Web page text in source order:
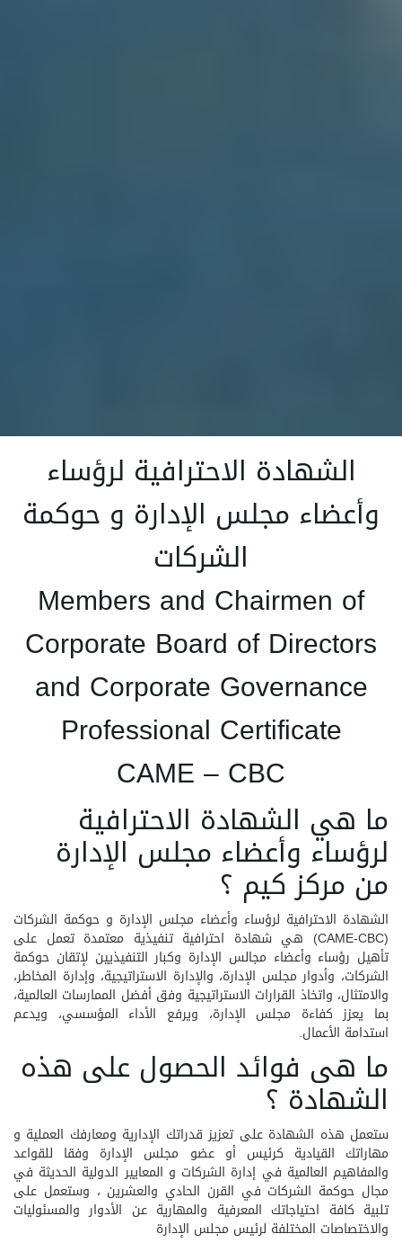
الشهادة الاحترافية لرؤساء
وأعضاء مجلس الإدارة و حوكمة
الشركات
Members and Chairmen of
Corporate Board of Directors
and Corporate Governance
Professional Certificate
CAME – CBC
ما هي الشهادة الاحترافية
لرؤساء وأعضاء مجلس الإدارة
من مركز كيم ؟
الشهادة الاحترافية لرؤساء وأعضاء مجلس الإدارة و حوكمة الشركات
(CAME-CBC) هي شهادة احترافية تنفيذية معتمدة تعمل على
تأهيل رؤساء وأعضاء مجالس الإدارة وكبار التنفيذيين لإتقان حوكمة
الشركات، وأدوار مجلس الإدارة، والإدارة الاستراتيجية، وإدارة المخاطر،
والامتثال، واتخاذ القرارات الاستراتيجية وفق أفضل الممارسات العالمية،
بما يعزز كفاءة مجلس الإدارة، ويرفع الأداء المؤسسي، ويدعم
استدامة الأعمال.
ما هى فوائد الحصول على هذه
الشهادة ؟
ستعمل هذه الشهادة على تعزيز قدراتك الإدارية ومعارفك العملية و
مهاراتك القيادية كرئيس أو عضو مجلس الإدارة وفقا للقواعد
والمفاهيم العالمية في إدارة الشركات و المعايير الدولية الحديثة في
مجال حوكمة الشركات في القرن الحادي والعشرين ، وستعمل على
تلبية كافة احتياجاتك المعرفية والمهارية عن الأدوار والمسئوليات
والاختصاصات المختلفة لرئيس مجلس الإدارة